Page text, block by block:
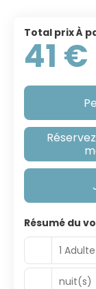
Total prix À
41 €
Résumé du
1 Adulte
nuit(s)